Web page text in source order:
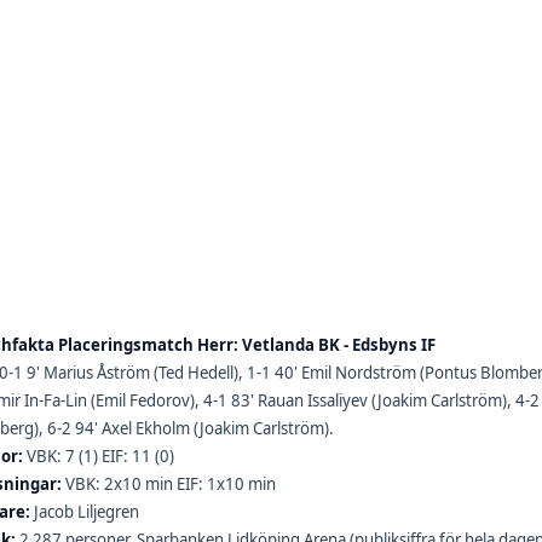
Placeringsmatch Herr: Vetlanda BK - Edsbyns IF
0-1 9' Marius Åström (Ted Hedell), 1-1 40' Emil Nordström (Pontus
In-Fa-Lin (Emil Fedorov), 4-1 83' Rauan Issaliyev (Joakim Carlström),
6-2 94' Axel Ekholm (Joakim Carlström).
VBK: 7 (1) EIF: 11 (0)
VBK: 2x10 min EIF: 1x10 min
Jacob Liljegren